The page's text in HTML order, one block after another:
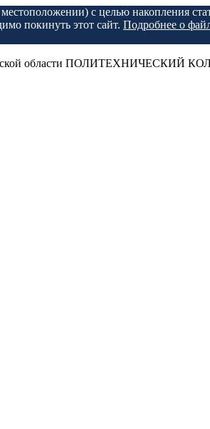
с целью накопления
покинуть этот сайт. Подробнее о
области ПОЛИТЕХНИЧЕСКИЙ